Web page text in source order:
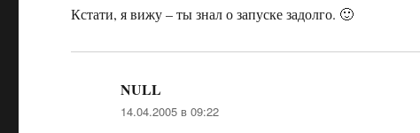
Кстати, я вижу – ты знал о запуске задолго. 🙂
NULL
14.04.2005 в 09:22